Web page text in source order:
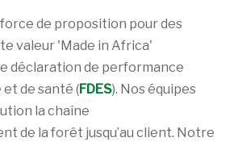
de proposition pour des
valeur 'Made in Africa'
déclaration de performance
de santé (FDES). Nos équipes
la chaîne
de la forêt jusqu’au client. Notre